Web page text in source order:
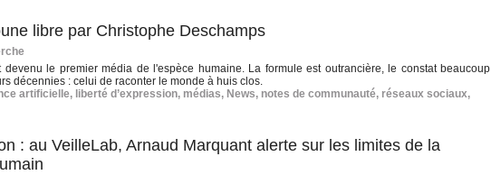
libre par Christophe Deschamps
le premier média de l'espèce humaine. La formule est outrancière, le constat beaucoup
décennies : celui de raconter le monde à huis clos.
artificielle, liberté d’expression, médias, News, notes de communauté, réseaux sociaux,
: au VeilleLab, Arnaud Marquant alerte sur les limites de la